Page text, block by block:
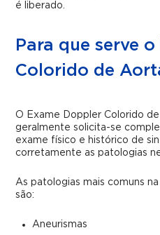
é liberado.
Para que serve
Colorido de
O Exame Doppler Colorido
geralmente solicita-se
exame físico e histórico de
corretamente as patologias
As patologias mais comuns
são:
Aneurismas